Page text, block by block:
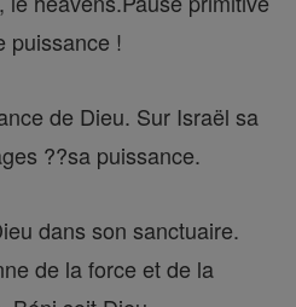
puissance !
de Dieu. Sur Israël sa
??sa puissance.
dans son sanctuaire.
de la force et de la